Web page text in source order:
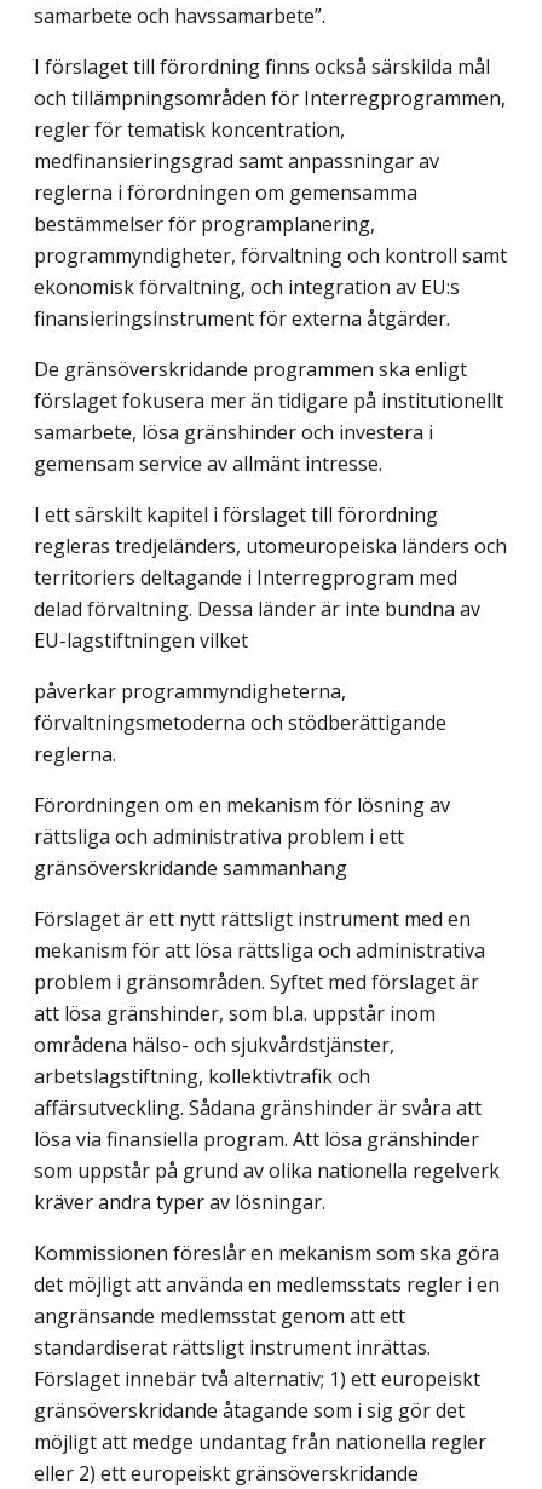
samarbete och havssamarbete”.
I förslaget till förordning finns också särskilda mål
och tillämpningsområden för Interregprogrammen,
regler för tematisk koncentration,
medfinansieringsgrad samt anpassningar av
reglerna i förordningen om gemensamma
bestämmelser för programplanering,
programmyndigheter, förvaltning och kontroll samt
ekonomisk förvaltning, och integration av EU:s
finansieringsinstrument för externa åtgärder.
De gränsöverskridande programmen ska enligt
förslaget fokusera mer än tidigare på institutionellt
samarbete, lösa gränshinder och investera i
gemensam service av allmänt intresse.
I ett särskilt kapitel i förslaget till förordning
regleras tredjeländers, utomeuropeiska länders och
territoriers deltagande i Interregprogram med
delad förvaltning. Dessa länder är inte bundna av
EU-lagstiftningen vilket
påverkar programmyndigheterna,
förvaltningsmetoderna och stödberättigande
reglerna.
Förordningen om en mekanism för lösning av
rättsliga och administrativa problem i ett
gränsöverskridande sammanhang
Förslaget är ett nytt rättsligt instrument med en
mekanism för att lösa rättsliga och administrativa
problem i gränsområden. Syftet med förslaget är
att lösa gränshinder, som bl.a. uppstår inom
områdena hälso- och sjukvårdstjänster,
arbetslagstiftning, kollektivtrafik och
affärsutveckling. Sådana gränshinder är svåra att
lösa via finansiella program. Att lösa gränshinder
som uppstår på grund av olika nationella regelverk
kräver andra typer av lösningar.
Kommissionen föreslår en mekanism som ska göra
det möjligt att använda en medlemsstats regler i en
angränsande medlemsstat genom att ett
standardiserat rättsligt instrument inrättas.
Förslaget innebär två alternativ; 1) ett europeiskt
gränsöverskridande åtagande som i sig gör det
möjligt att medge undantag från nationella regler
eller 2) ett europeiskt gränsöverskridande